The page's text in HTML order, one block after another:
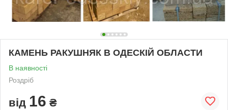
КАМЕНЬ РАКУШНЯК В ОДЕСКІЙ ОБЛАСТИ
В наявності
Роздріб
від 16 ₴